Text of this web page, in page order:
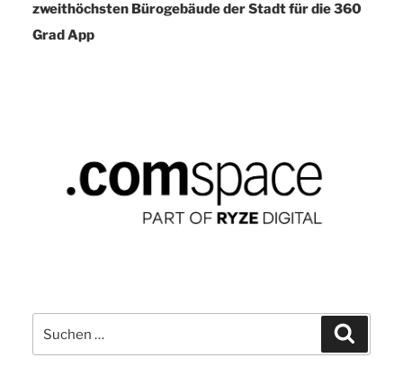
zweithöchsten Bürogebäude der Stadt für die 360
Grad App
Suchen
nach: